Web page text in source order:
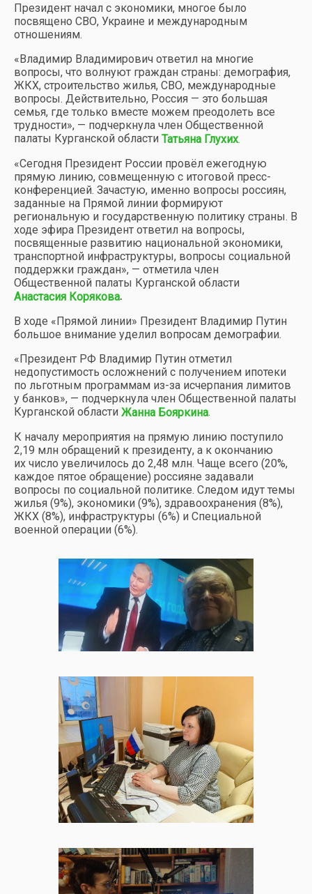
Президент начал с экономики, многое было
посвящено СВО, Украине и международным
отношениям.
«Владимир Владимирович ответил на многие
вопросы, что волнуют граждан страны: демография,
ЖКХ, строительство жилья, СВО, международные
вопросы. Действительно, Россия — это большая
семья, где только вместе можем преодолеть все
трудности», — подчеркнула член Общественной
палаты Курганской области Татьяна Глухих.
«Сегодня Президент России провёл ежегодную
прямую линию, совмещенную с итоговой пресс-
конференцией. Зачастую, именно вопросы россиян,
заданные на Прямой линии формируют
региональную и государственную политику страны. В
ходе эфира Президент ответил на вопросы,
посвященные развитию национальной экономики,
транспортной инфраструктуры, вопросы социальной
поддержки граждан», — отметила член
Общественной палаты Курганской области
Анастасия Корякова.
В ходе «Прямой линии» Президент Владимир Путин
большое внимание уделил вопросам демографии.
«Президент РФ Владимир Путин отметил
недопустимость осложнений с получением ипотеки
по льготным программам из-за исчерпания лимитов
у банков», — подчеркнула член Общественной палаты
Курганской области Жанна Бояркина.
К началу мероприятия на прямую линию поступило
2,19 млн обращений к президенту, а к окончанию
их число увеличилось до 2,48 млн. Чаще всего (20%,
каждое пятое обращение) россияне задавали
вопросы по социальной политике. Следом идут темы
жилья (9%), экономики (9%), здравоохранения (8%),
ЖКХ (8%), инфраструктуры (6%) и Специальной
военной операции (6%).